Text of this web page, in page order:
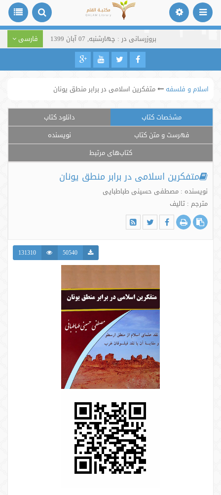
بروزرسانی در : چهارشنبه, 07 آبان 1399 فارسی
اسلام و فلسفه متفکرین اسلامی در برابر منطق یونان
مشخصات کتاب
دانلود کتاب
فهرست و متن کتاب
نویسنده
کتاب‌های مرتبط
متفکرین اسلامی در برابر منطق یونان
نویسنده : مصطفی حسینی طباطبایی
مترجم : تالیف
50540
131310